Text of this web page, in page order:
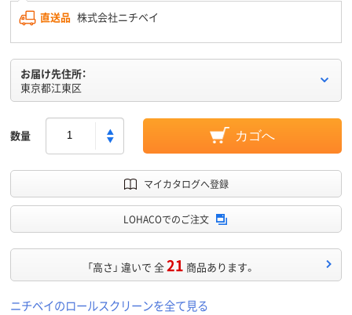
直送品 株式会社ニチベイ
お届け先住所：
東京都江東区
数量 カゴへ
マイカタログへ登録
LOHACOでのご注文
「高さ」 違いで 全21 商品あります。
ニチベイのロールスクリーンを全て見る